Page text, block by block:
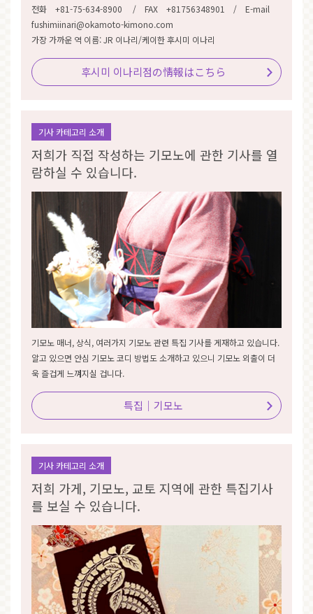
전화 +81-75-634-8900 / FAX +81756348901 / E-mail
fushimiinari@okamoto-kimono.com
가장 가까운 역 이름: JR 이나리/케이한 후시미 이나리
후시미 이나리점の情報はこちら
기사 카테고리 소개
저희가 직접 작성하는 기모노에 관한 기사를 열
람하실 수 있습니다.
기모노 매너, 상식, 여러가지 기모노 관련 특집 기사를 게재하고 있습니다.
알고 있으면 안심 기모노 코디 방법도 소개하고 있으니 기모노 외출이 더
욱 즐겁게 느껴지실 겁니다.
특집｜기모노
기사 카테고리 소개
저희 가게, 기모노, 교토 지역에 관한 특집기사
를 보실 수 있습니다.